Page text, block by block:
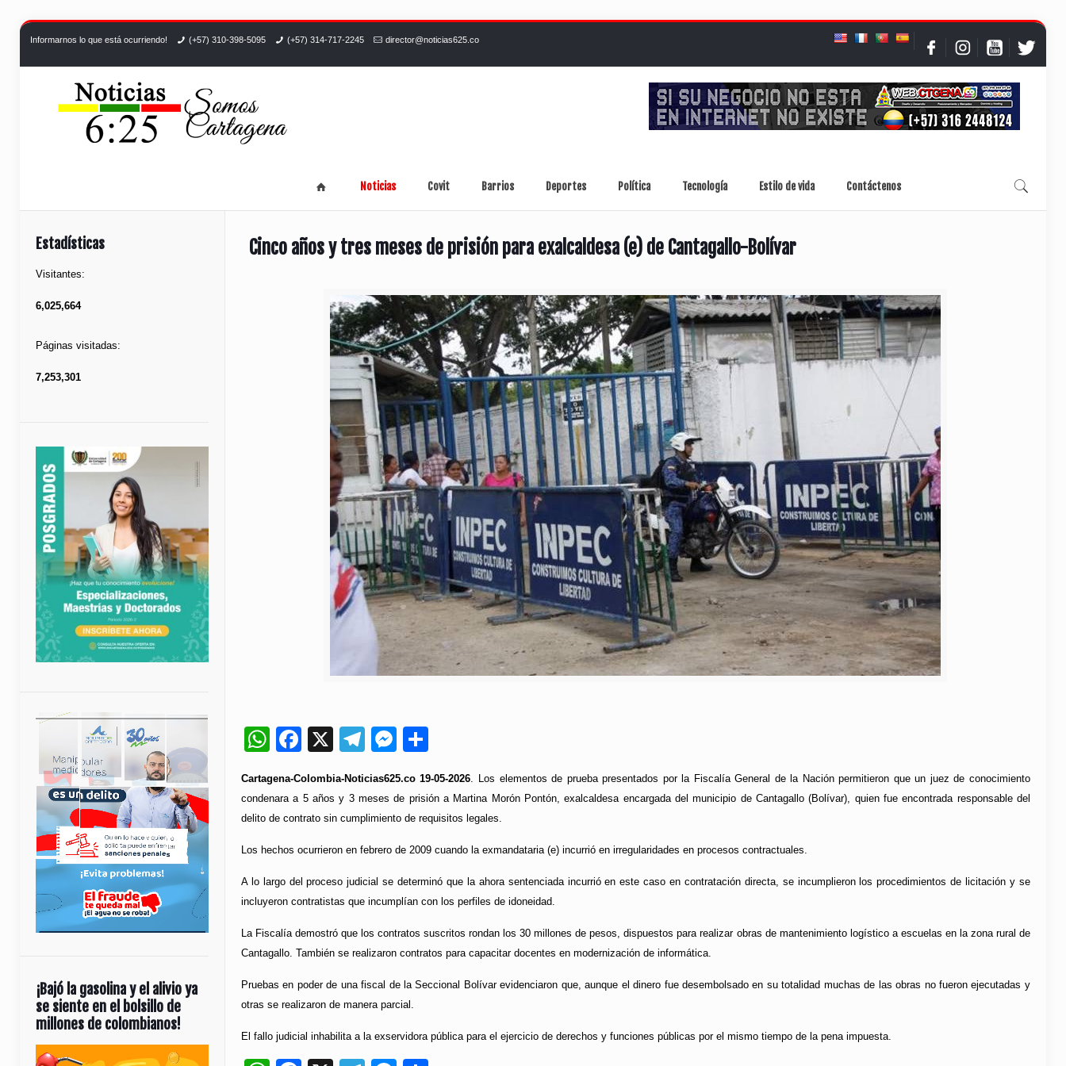
Informarnos lo que está ocurriendo! (+57) 310-398-5095 (+57) 314-717-2245 director@noticias625.co
Noticias Covit Barrios Deportes Política Tecnología Estilo de vida Contáctenos
Cinco años y tres meses de prisión para exalcaldesa (e) de Cantagallo-Bolívar
WhatsApp
Facebook
X Telegram
Messenger
Cartagena-Colombia-Noticias625.co 19-05-2026. Los elementos de prueba presentados por la Fiscalía General de la Nación permitieron que un juez de conocimiento
condenara a 5 años y 3 meses de prisión a Martina Morón Pontón, exalcaldesa encargada del municipio de Cantagallo (Bolívar), quien fue encontrada responsable del
delito de contrato sin cumplimiento de requisitos legales.
Los hechos ocurrieron en febrero de 2009 cuando la exmandataria (e) incurrió en irregularidades en procesos contractuales.
A lo largo del proceso judicial se determinó que la ahora sentenciada incurrió en este caso en contratación directa, se incumplieron los procedimientos de licitación y se
incluyeron contratistas que incumplían con los perfiles de idoneidad.
La Fiscalía demostró que los contratos suscritos rondan los 30 millones de pesos, dispuestos para realizar obras de mantenimiento logístico a escuelas en la zona rural de
Cantagallo. También se realizaron contratos para capacitar docentes en modernización de informática.
Pruebas en poder de una fiscal de la Seccional Bolívar evidenciaron que, aunque el dinero fue desembolsado en su totalidad muchas de las obras no fueron ejecutadas y
otras se realizaron de manera parcial.
El fallo judicial inhabilita a la exservidora pública para el ejercicio de derechos y funciones públicas por el mismo tiempo de la pena impuesta.
Estadísticas
Visitantes:
6,025,664
Páginas visitadas:
7,253,301
¡Bajó la gasolina y el alivio ya
se siente en el bolsillo de
millones de colombianos!
Reproductor